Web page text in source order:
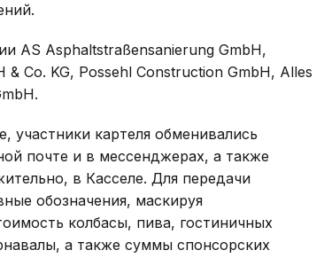
AS Asphaltstraßensanierung GmbH,
Co. KG, Possehl Construction GmbH, Alles
картеля обменивались
почте и в мессенджерах, а также
в Касселе. Для передачи
обозначения, маскируя
колбасы, пива, гостиничных
а также суммы спонсорских